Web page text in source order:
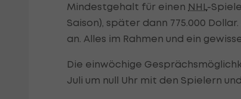
Mindestgehalt für einen NHL-
Saison), später dann 775.000
an. Alles im Rahmen und ein
Die einwöchige
Juli um null Uhr mit den Spielern